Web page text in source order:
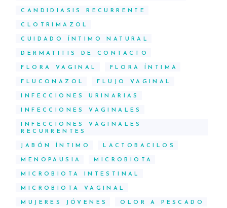
CANDIDIASIS RECURRENTE
CLOTRIMAZOL
CUIDADO ÍNTIMO NATURAL
DERMATITIS DE CONTACTO
FLORA VAGINAL FLORA ÍNTIMA
FLUCONAZOL FLUJO VAGINAL
INFECCIONES URINARIAS
INFECCIONES VAGINALES
INFECCIONES VAGINALES
RECURRENTES
JABÓN ÍNTIMO LACTOBACILOS
MENOPAUSIA MICROBIOTA
MICROBIOTA INTESTINAL
MICROBIOTA VAGINAL
MUJERES JÓVENES OLOR A PESCADO